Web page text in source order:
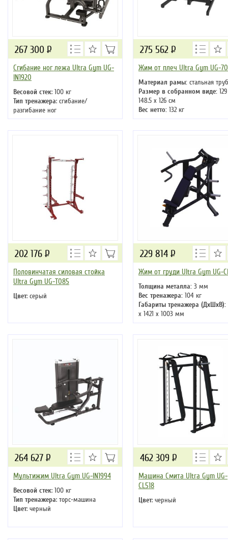
Сгибание ног лежа Ultra Gym UG-
IN1920
Весовой стек: 100 кг
Тип тренажера: сгибание/
разгибание ног
Цвет: черный
267 300 Р
Жим от плеч Ultra Gym UG-
Материал рамы: стальная
Размер в собранном виде:
148.5 х 126 см
Вес нетто: 132 кг
275 562 Р
Половинчатая силовая стойка
Ultra Gym UG-T085
Цвет: серый
202 176 Р
Жим от груди Ultra Gym UG-
Толщина металла: 3 мм
Вес тренажера: 104 кг
Габариты тренажера (ДхШхВ):
х 1421 х 1003 мм
229 814 Р
Мультижим Ultra Gym UG-IN1994
Весовой стек: 100 кг
Тип тренажера: торс-машина
Цвет: черный
264 627 Р
Машина Смита Ultra Gym UG-
CL518
Цвет: черный
462 309 Р